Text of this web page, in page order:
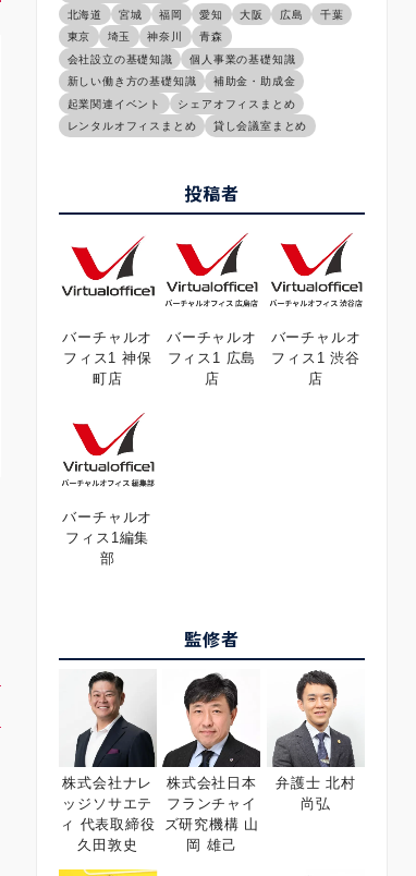
北海道
宮城 福岡 愛知 大阪 広島
千葉
東京
埼玉 神奈川
青森
会社設立の基礎知識
個人事業の基礎知識
新しい働き方の基礎知識
補助金・助成金
起業関連イベント
シェアオフィスまとめ
レンタルオフィスまとめ
貸し会議室まとめ
投稿者
バーチャルオ
フィス1 神保
町店
バーチャルオ
フィス1 広島
店
バーチャルオ
フィス1 渋谷
店
バーチャルオ
フィス1編集
部
監修者
株式会社ナレ
ッジソサエテ
ィ 代表取締役
久田敦史
株式会社日本
フランチャイ
ズ研究機構 山
岡 雄己
弁護士 北村
尚弘